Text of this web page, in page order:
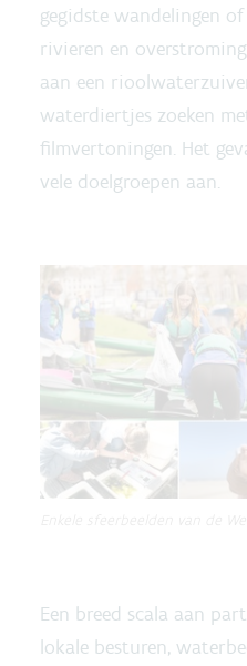
gegidste wandelingen
rivieren en
aan een
waterdiertjes zoeken
filmvertoningen. Het
vele doelgroepen aan.
Een breed scala aan
lokale besturen,